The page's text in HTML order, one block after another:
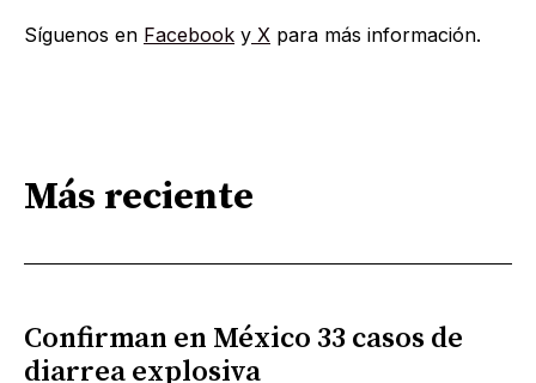
Síguenos en Facebook y X para más información.
Más reciente
Confirman en México 33 casos de
diarrea explosiva